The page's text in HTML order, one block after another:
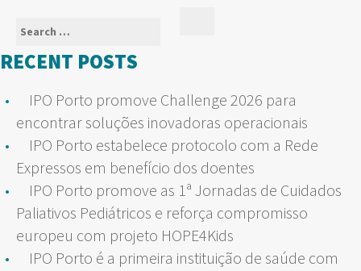
Search
for:
RECENT POSTS
IPO Porto promove Challenge 2026 para
encontrar soluções inovadoras operacionais
IPO Porto estabelece protocolo com a Rede
Expressos em benefício dos doentes
IPO Porto promove as 1ª Jornadas de Cuidados
Paliativos Pediátricos e reforça compromisso
europeu com projeto HOPE4Kids
IPO Porto é a primeira instituição de saúde com